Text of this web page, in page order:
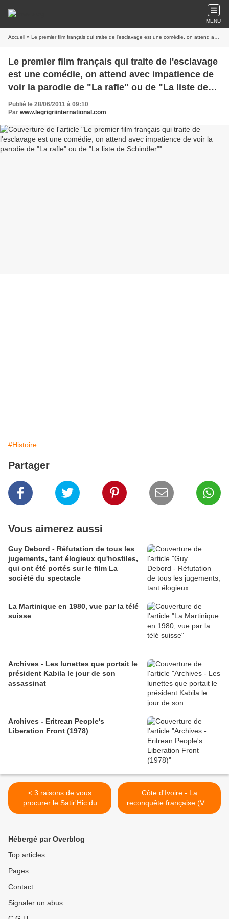
MENU
Accueil » Le premier film français qui traite de l'esclavage est une comédie, on attend avec impatience de voir la parodie de "La rafle" ou de "La liste de Schindler"
Le premier film français qui traite de l'esclavage
est une comédie, on attend avec impatience de
voir la parodie de "La rafle" ou de "La liste de
Schindler"
Publié le 28/06/2011 à 09:10
Par www.legrigriinternational.com
#Histoire
Partager
Vous aimerez aussi
Guy Debord - Réfutation de tous les
jugements, tant élogieux qu'hostiles,
qui ont été portés sur le film La
société du spectacle
La Martinique en 1980, vue par la télé
suisse
Archives - Les lunettes que portait le
président Kabila le jour de son
assassinat
Archives - Eritrean People's
Liberation Front (1978)
< 3 raisons de vous
procurer le Satir'Hic du
grand Ezzat
Côte d'Ivoire - La
reconquête française (Vox
Africa) >
Hébergé par Overblog
Top articles
Pages
Contact
Signaler un abus